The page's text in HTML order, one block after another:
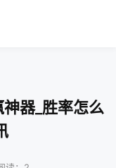
器_胜率怎么